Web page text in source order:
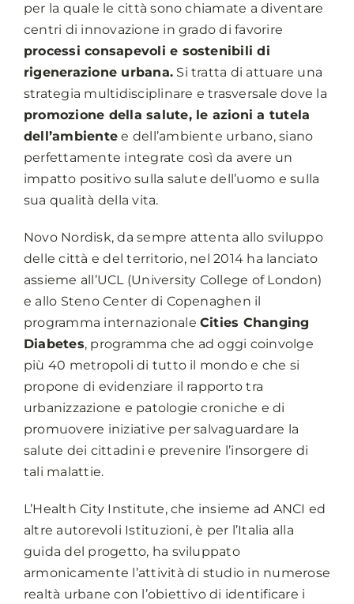
per la quale le città sono chiamate a diventare
centri di innovazione in grado di favorire
processi consapevoli e sostenibili di
rigenerazione urbana. Si tratta di attuare una
strategia multidisciplinare e trasversale dove la
promozione della salute, le azioni a tutela
dell’ambiente e dell’ambiente urbano, siano
perfettamente integrate così da avere un
impatto positivo sulla salute dell’uomo e sulla
sua qualità della vita.
Novo Nordisk, da sempre attenta allo sviluppo
delle città e del territorio, nel 2014 ha lanciato
assieme all’UCL (University College of London)
e allo Steno Center di Copenaghen il
programma internazionale Cities Changing
Diabetes, programma che ad oggi coinvolge
più 40 metropoli di tutto il mondo e che si
propone di evidenziare il rapporto tra
urbanizzazione e patologie croniche e di
promuovere iniziative per salvaguardare la
salute dei cittadini e prevenire l’insorgere di
tali malattie.
L’Health City Institute, che insieme ad ANCI ed
altre autorevoli Istituzioni, è per l’Italia alla
guida del progetto, ha sviluppato
armonicamente l’attività di studio in numerose
realtà urbane con l’obiettivo di identificare i